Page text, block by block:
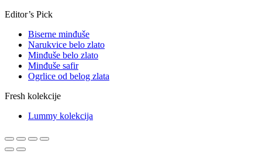
Editor’s Pick
Biserne minđuše
Narukvice belo zlato
Minđuše belo zlato
Minđuše safir
Ogrlice od belog zlata
Fresh kolekcije
Lummy kolekcija